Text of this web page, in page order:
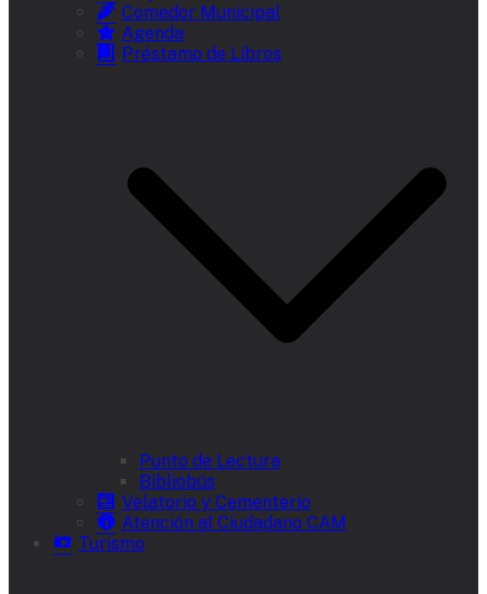
Comedor Municipal
Agenda
Préstamo de Libros
Punto de Lectura
Bibliobús
Velatorio y Cementerio
Atención al Ciudadano CAM
Turismo